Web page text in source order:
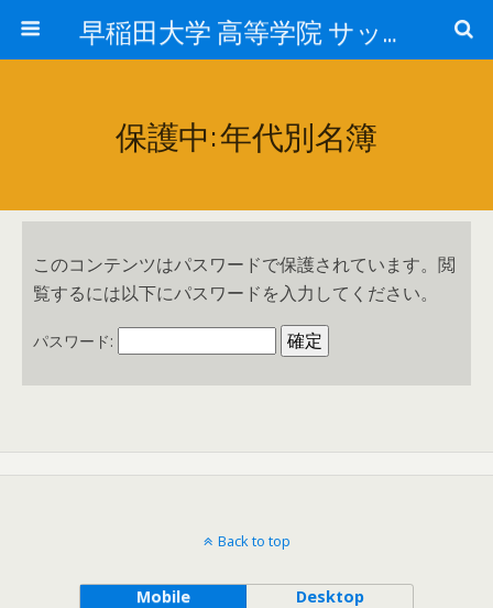
早稲田大学 高等学院 サッカー部
保護中: 年代別名簿
このコンテンツはパスワードで保護されています。閲
覧するには以下にパスワードを入力してください。
パスワード:
Back to top
Mobile Desktop